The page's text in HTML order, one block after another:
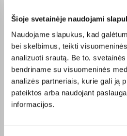
Šioje svetainėje naudojami
Naudojame slapukus, kad
bei skelbimus, teikti
analizuoti srautą. Be to,
bendriname su visuomeninės
analizės partneriais, kurie gali ją
pateiktos arba naudojant
informacijos.
Patvirtintas pirkėjas
Pigus pasiūlymas
Danutė G.
Patvirtintas pirkėjas
Puiki dovana darbui ir pramogai 🙂 Ačiū